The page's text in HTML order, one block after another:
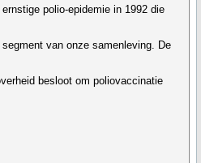
polio-epidemie in 1992 die
van onze samenleving. De
besloot om poliovaccinatie